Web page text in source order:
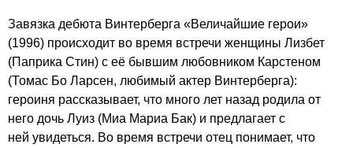
Завязка дебюта Винтерберга «Величайшие герои»
(1996) происходит во время встречи женщины Лизбет
(Паприка Стин) с её бывшим любовником Карстеном
(Томас Бо Ларсен, любимый актер Винтерберга):
героиня рассказывает, что много лет назад родила от
него дочь Луиз (Миа Мариа Бак) и предлагает с
ней увидеться. Во время встречи отец понимает, что